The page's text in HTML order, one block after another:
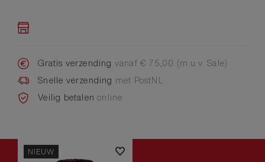
Gratis verzending vanaf € 75,00 (m.u.v. Sale)
Snelle verzending met PostNL
Veilig betalenonline
NIEUW